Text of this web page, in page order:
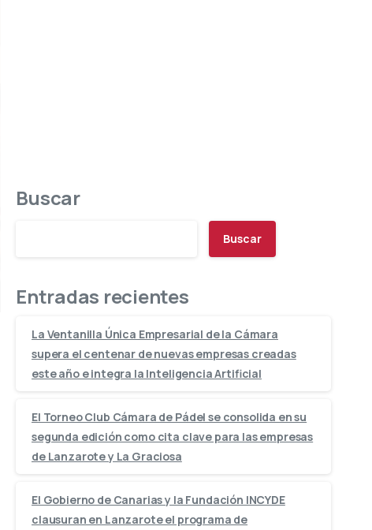
Buscar
Buscar
Entradas recientes
La Ventanilla Única Empresarial de la Cámara
supera el centenar de nuevas empresas creadas
este año e integra la Inteligencia Artificial
El Torneo Club Cámara de Pádel se consolida en su
segunda edición como cita clave para las empresas
de Lanzarote y La Graciosa
El Gobierno de Canarias y la Fundación INCYDE
clausuran en Lanzarote el programa de